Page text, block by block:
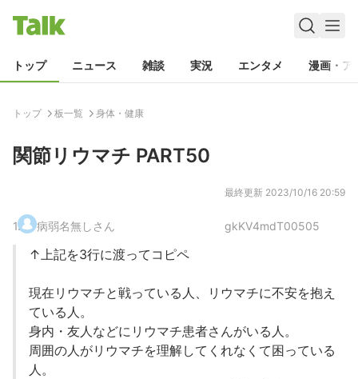
トップ ニュース 雑談 実況 エンタメ 漫画・ア
トップ 板一覧 身体・健康
関節リウマチ PART50
最終更新 2023/10/16 20:59
1. 病弱名無しさん gkKV4mdT00505
↑上記を3行に渡ってコピペ
現在リウマチと戦っている人、リウマチに不安を抱え
ている人。
身内・友人などにリウマチ患者さんがいる人。
周囲の人がリウマチを理解してくれなくて困っている
人。